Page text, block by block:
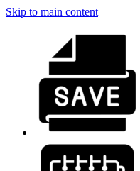
Skip to main content